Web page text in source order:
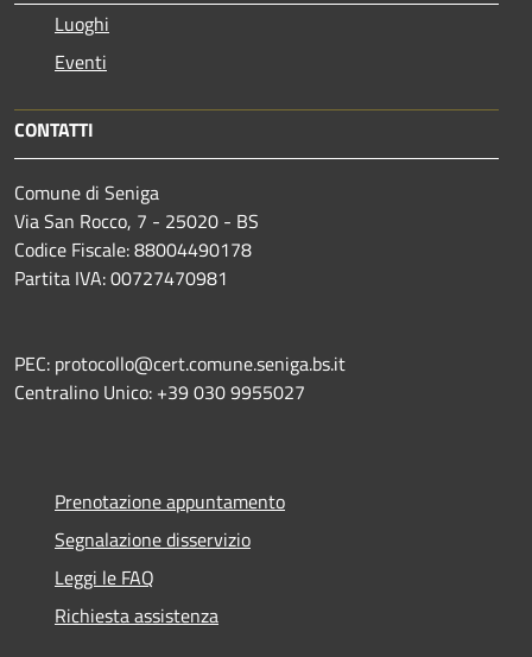
Luoghi
Eventi
CONTATTI
Comune di Seniga
Via San Rocco, 7 - 25020 - BS
Codice Fiscale: 88004490178
Partita IVA: 00727470981
PEC: protocollo@cert.comune.seniga.bs.it
Centralino Unico: +39 030 9955027
Prenotazione appuntamento
Segnalazione disservizio
Leggi le FAQ
Richiesta assistenza